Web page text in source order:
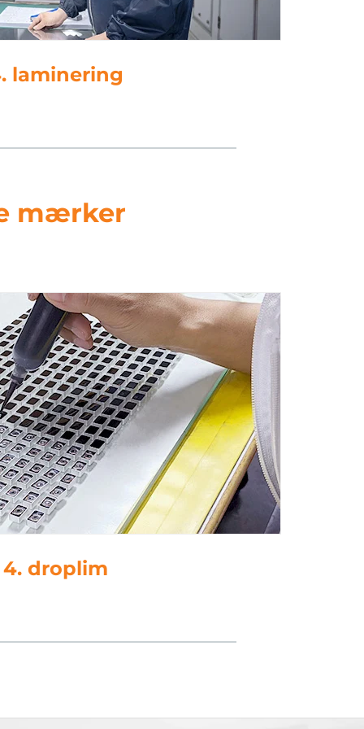
laminering
mærker
4. droplim